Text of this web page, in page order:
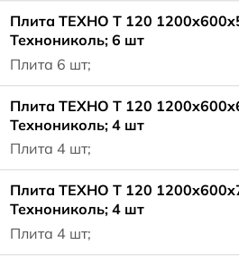
Плита ТЕХНО Т 120
Технониколь; 6 шт
Плита 6 шт;
Плита ТЕХНО Т 120
Технониколь; 4 шт
Плита 4 шт;
Плита ТЕХНО Т 120
Технониколь; 4 шт
Плита 4 шт;